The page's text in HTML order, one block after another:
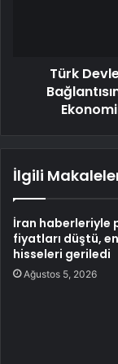
Türk
İlgili
İran haberleriyle
fiyatları düştü,
hisseleri geriledi
Ağustos 5, 2026